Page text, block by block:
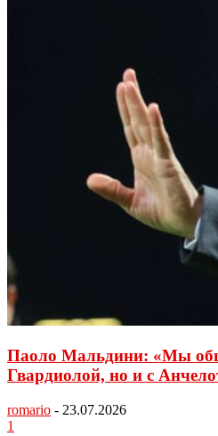
Паоло Мальдини: «Мы
Гвардиолой, но и с
romario - 23.07.2026
1